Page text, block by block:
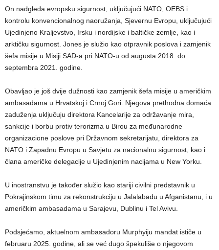
On nadgleda evropsku sigurnost, uključujući NATO, OEBS i
kontrolu konvencionalnog naoružanja, Sjevernu Evropu, uključujući
Ujedinjeno Kraljevstvo, Irsku i nordijske i baltičke zemlje, kao i
arktičku sigurnost. Jones je služio kao otpravnik poslova i zamjenik
šefa misije u Misiji SAD-a pri NATO-u od augusta 2018. do
septembra 2021. godine.
Obavljao je još dvije dužnosti kao zamjenik šefa misije u američkim
ambasadama u Hrvatskoj i Crnoj Gori. Njegova prethodna domaća
zaduženja uključuju direktora Kancelarije za održavanje mira,
sankcije i borbu protiv terorizma u Birou za međunarodne
organizacione poslove pri Državnom sekretarijatu, direktora za
NATO i Zapadnu Evropu u Savjetu za nacionalnu sigurnost, kao i
člana američke delegacije u Ujedinjenim nacijama u New Yorku.
U inostranstvu je također služio kao stariji civilni predstavnik u
Pokrajinskom timu za rekonstrukciju u Jalalabadu u Afganistanu, i u
američkim ambasadama u Sarajevu, Dublinu i Tel Avivu.
Podsjećamo, aktuelnom ambasadoru Murphyiju mandat ističe u
februaru 2025. godine, ali se već dugo špekuliše o njegovom